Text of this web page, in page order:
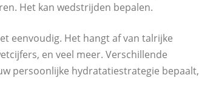
Het kan wedstrijden bepalen.
eenvoudig. Het hangt af van talrijke
en veel meer. Verschillende
persoonlijke hydratatiestrategie bepaalt,